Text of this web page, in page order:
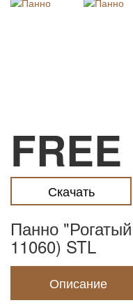
FREE
Скачать
Панно
11060) STL
Описание